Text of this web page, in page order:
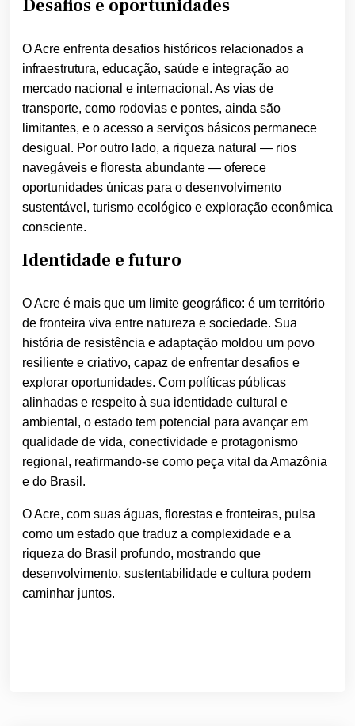
Desafios e oportunidades
O Acre enfrenta desafios históricos relacionados a
infraestrutura, educação, saúde e integração ao
mercado nacional e internacional. As vias de
transporte, como rodovias e pontes, ainda são
limitantes, e o acesso a serviços básicos permanece
desigual. Por outro lado, a riqueza natural — rios
navegáveis e floresta abundante — oferece
oportunidades únicas para o desenvolvimento
sustentável, turismo ecológico e exploração econômica
consciente.
Identidade e futuro
O Acre é mais que um limite geográfico: é um território
de fronteira viva entre natureza e sociedade. Sua
história de resistência e adaptação moldou um povo
resiliente e criativo, capaz de enfrentar desafios e
explorar oportunidades. Com políticas públicas
alinhadas e respeito à sua identidade cultural e
ambiental, o estado tem potencial para avançar em
qualidade de vida, conectividade e protagonismo
regional, reafirmando-se como peça vital da Amazônia
e do Brasil.
O Acre, com suas águas, florestas e fronteiras, pulsa
como um estado que traduz a complexidade e a
riqueza do Brasil profundo, mostrando que
desenvolvimento, sustentabilidade e cultura podem
caminhar juntos.